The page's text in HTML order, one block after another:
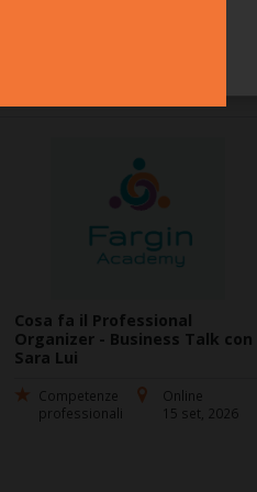
Cosa fa il Professional
Organizer - Business Talk con
Sara Lui
Competenze
professionali
Online
15 set, 2026